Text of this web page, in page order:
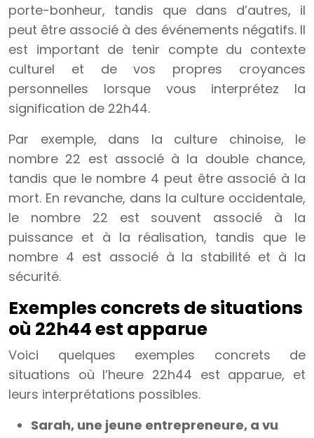
porte-bonheur, tandis que dans d’autres, il
peut être associé à des événements négatifs. Il
est important de tenir compte du contexte
culturel et de vos propres croyances
personnelles lorsque vous interprétez la
signification de 22h44.
Par exemple, dans la culture chinoise, le
nombre 22 est associé à la double chance,
tandis que le nombre 4 peut être associé à la
mort. En revanche, dans la culture occidentale,
le nombre 22 est souvent associé à la
puissance et à la réalisation, tandis que le
nombre 4 est associé à la stabilité et à la
sécurité.
Exemples concrets de situations
où 22h44 est apparue
Voici quelques exemples concrets de
situations où l’heure 22h44 est apparue, et
leurs interprétations possibles.
Sarah, une jeune entrepreneure, a vu